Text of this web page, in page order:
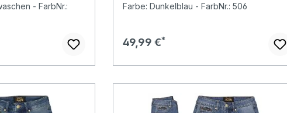
- FarbNr.:
Farbe: Dunkelblau - FarbNr.: 506
Regulärer Preis:
49,99 €